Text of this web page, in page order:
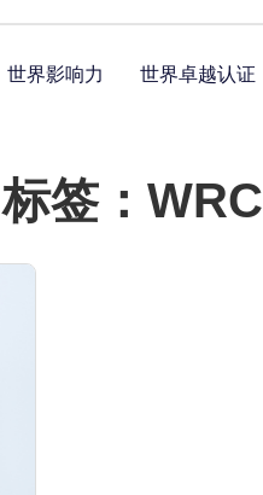
世界影响力 世界卓越认证
标签：